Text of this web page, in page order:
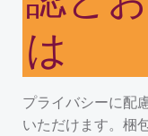
は
プライバシーに配
いただけます。梱